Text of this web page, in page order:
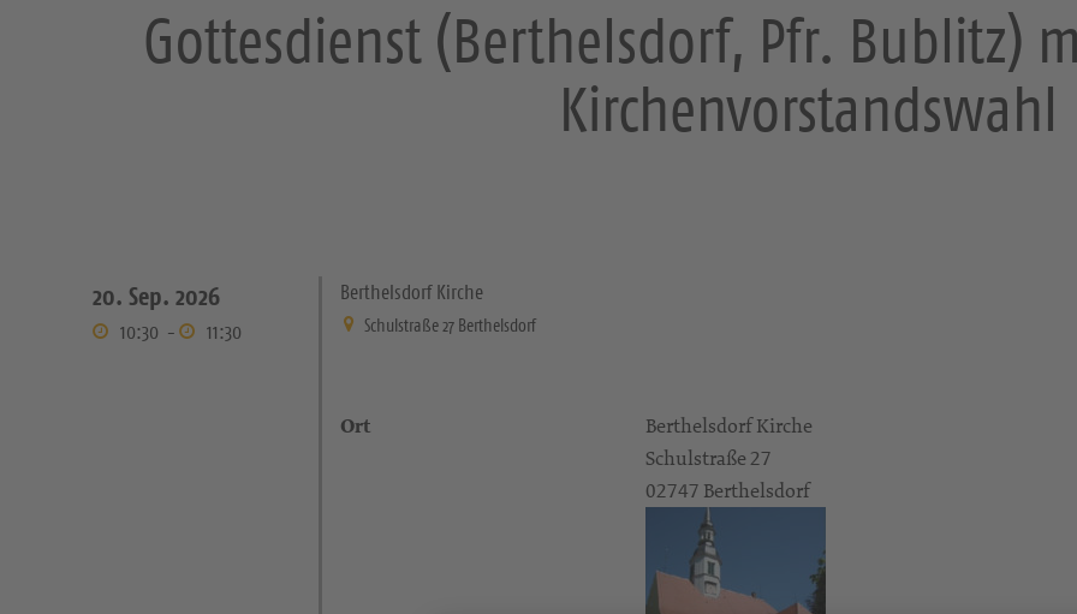
Gottesdienst (Berthelsdorf, Pfr. Bublitz)
Kirchenvorstandswahl
20. Sep. 2026
10:30 - 11:30
Berthelsdorf Kirche
Schulstraße 27 Berthelsdorf
Ort
Berthelsdorf Kirche
Schulstraße 27
02747 Berthelsdorf